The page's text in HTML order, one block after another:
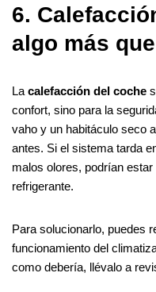
6.
algo más
La calefacción del coche
confort, sino para la
vaho y un habitáculo seco
antes. Si el sistema tarda
malos olores, podrían
refrigerante.
Para solucionarlo, puedes
funcionamiento del
como debería, llévalo a